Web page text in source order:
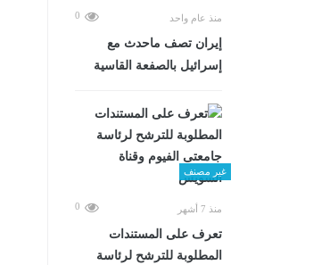
منذ عام واحد 0
إيران تصف ماحدث مع
إسرائيل بالصفعة القاسية
غير مصنف
منذ 7 أشهر 0
تعرف على المستندات
المطلوبة للترشح لرئاسة